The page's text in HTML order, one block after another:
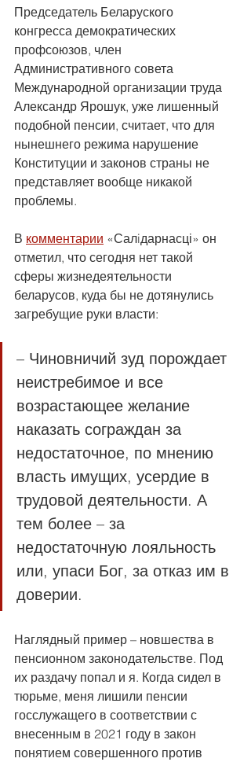
Председатель Беларуского
конгресса демократических
профсоюзов, член
Административного совета
Международной организации труда
Александр Ярошук, уже лишенный
подобной пенсии, считает, что для
нынешнего режима нарушение
Конституции и законов страны не
представляет вообще никакой
проблемы.
В комментарии «Салiдарнасці» он
отметил, что сегодня нет такой
сферы жизнедеятельности
беларусов, куда бы не дотянулись
загребущие руки власти:
– Чиновничий зуд порождает
неистребимое и все
возрастающее желание
наказать сограждан за
недостаточное, по мнению
власть имущих, усердие в
трудовой деятельности. А
тем более – за
недостаточную лояльность
или, упаси Бог, за отказ им в
доверии.
Наглядный пример – новшества в
пенсионном законодательстве. Под
их раздачу попал и я. Когда сидел в
тюрьме, меня лишили пенсии
госслужащего в соответствии с
внесенным в 2021 году в закон
понятием совершенного против